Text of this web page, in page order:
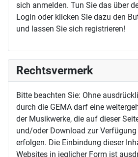
sich anmelden. Tun Sie das über
Login oder klicken Sie dazu den
und lassen Sie sich registrieren!
Rechtsvermerk
Bitte beachten Sie: Ohne
durch die GEMA darf eine
der Musikwerke, die auf dieser
und/oder Download zur
erfolgen. Die Einbindung dieser
Websites in jeglicher Form ist